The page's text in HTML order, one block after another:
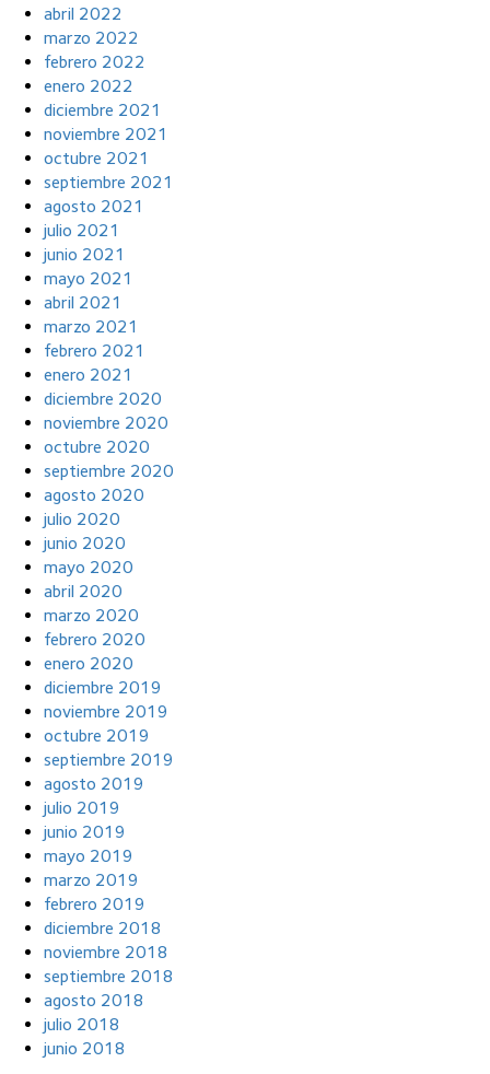
abril 2022
marzo 2022
febrero 2022
enero 2022
diciembre 2021
noviembre 2021
octubre 2021
septiembre 2021
agosto 2021
julio 2021
junio 2021
mayo 2021
abril 2021
marzo 2021
febrero 2021
enero 2021
diciembre 2020
noviembre 2020
octubre 2020
septiembre 2020
agosto 2020
julio 2020
junio 2020
mayo 2020
abril 2020
marzo 2020
febrero 2020
enero 2020
diciembre 2019
noviembre 2019
octubre 2019
septiembre 2019
agosto 2019
julio 2019
junio 2019
mayo 2019
marzo 2019
febrero 2019
diciembre 2018
noviembre 2018
septiembre 2018
agosto 2018
julio 2018
junio 2018